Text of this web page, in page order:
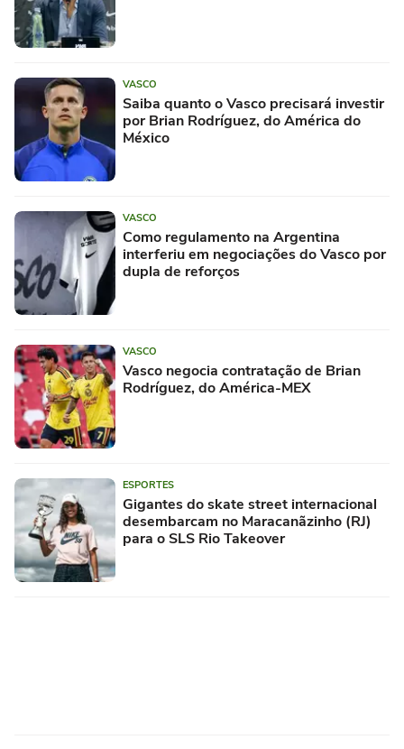
VASCO
Saiba quanto o Vasco precisará investir
por Brian Rodríguez, do América do
México
VASCO
Como regulamento na Argentina
interferiu em negociações do Vasco por
dupla de reforços
VASCO
Vasco negocia contratação de Brian
Rodríguez, do América-MEX
ESPORTES
Gigantes do skate street internacional
desembarcam no Maracanãzinho (RJ)
para o SLS Rio Takeover